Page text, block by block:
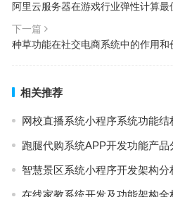
阿里云服务器在游戏行业弹性计算最
下一篇
种草功能在社交电商系统中的作用和
相关推荐
网校直播系统小程序系统功能结
跑腿代购系统APP开发功能产品
智慧景区系统小程序开发架构分
在线家教系统开发及功能架构全